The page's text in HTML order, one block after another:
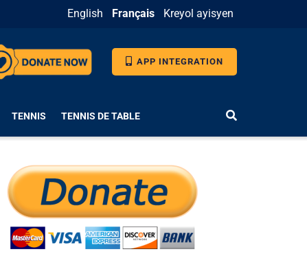
English Français Kreyol ayisyen
APP INTEGRATION
TENNIS TENNIS DE TABLE